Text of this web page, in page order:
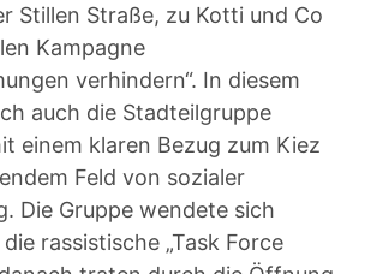
Stillen Straße, zu Kotti und Co
Kampagne
verhindern“. In diesem
auch die Stadteilgruppe
einem klaren Bezug zum Kiez
Feld von sozialer
Die Gruppe wendete sich
rassistische „Task Force